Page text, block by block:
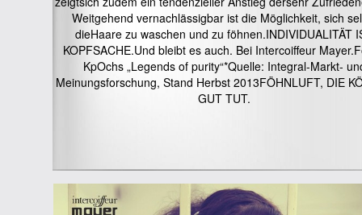
Weitgehend vernachlässigbar ist die Möglichkeit, sich
dieHaare zu waschen und zu föhnen.INDIVIDUALITÄT
KOPFSACHE.Und bleibt es auch. Bei Intercoiffeur
KpOchs „Legends of purity“*Quelle: Integral-Markt-
Meinungsforschung, Stand Herbst 2013FÖHNLUFT, DIE
GUT TUT.